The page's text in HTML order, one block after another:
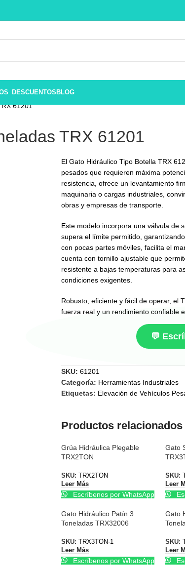
DESCUENTOS BLOG
61201
TRX 61201
El Gato Hidráulico Tipo Botella TRX
pesados que requieren máxima
resistencia, ofrece un levantamiento
maquinaria o cargas industriales,
obras y empresas de transporte.
Este modelo incorpora una válvula de
supera el límite permitido,
con pocas partes móviles, facilita el
cuenta con tornillo ajustable que
resistente a bajas temperaturas para
condiciones exigentes.
Robusto, eficiente y fácil de operar, el
fuerza real y un rendimiento confiable
💬
SKU:61201
Categoría: Herramientas Industriales
Etiquetas: Elevación de Vehículos
Productos relacionados
Grúa Hidráulica Plegable
TRX2TON
SKU:
TRX2TON
Leer Más
Escríbenos por WhatsApp
Gato
SKU:
Leer
Gato Hidráulico Patín 3
Toneladas TRX32006
SKU:
TRX3TON-1
Leer Más
Escríbenos por WhatsApp
Gato
SKU:
Leer